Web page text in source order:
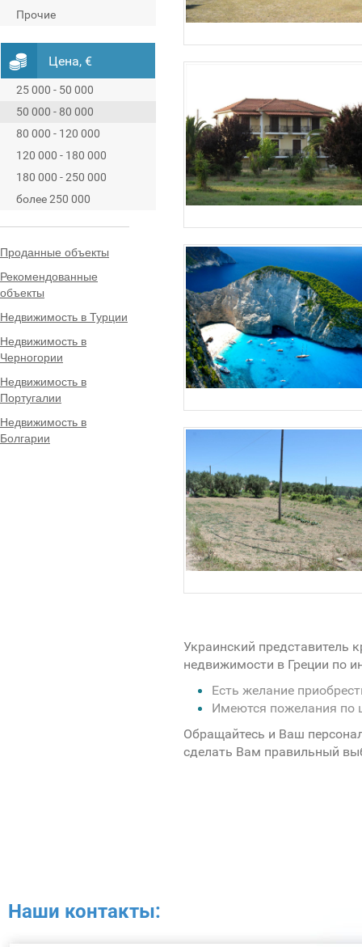
Прочие
Цена, €
25 000 - 50 000
50 000 - 80 000
80 000 - 120 000
120 000 - 180 000
180 000 - 250 000
более 250 000
Проданные объекты
Рекомендованные
объекты
Недвижимость в Турции
Недвижимость в
Черногории
Недвижимость в
Португалии
Недвижимость в
Болгарии
Украинский представитель
недвижимости в Греции по
Есть желание
Имеются пожелания по
Обращайтесь и Ваш
сделать Вам правильный
Наши контакты: